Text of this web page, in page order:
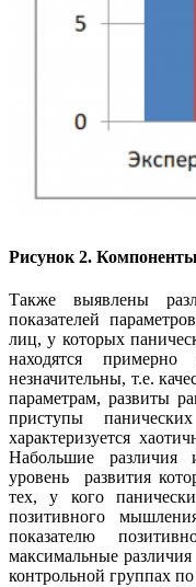
Рисунок 2. Компоненты
Также выявлены
показателей
лиц, у которых
находятся
незначительны, т.е.
параметрам, развиты
приступы
характеризуется
Набольшие различия
уровень развития
тех, у кого
позитивного
показателю
максимальные
контрольной группах